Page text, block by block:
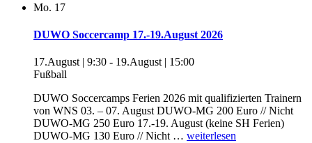
Mo. 17
DUWO Soccercamp 17.-19.August 2026
17.August | 9:30 - 19.August | 15:00
Fußball
DUWO Soccercamps Ferien 2026 mit qualifizierten Trainern
von WNS 03. – 07. August DUWO-MG 200 Euro // Nicht
DUWO-MG 250 Euro 17.-19. August (keine SH Ferien)
DUWO-MG 130 Euro // Nicht … „DUWO
weiterlesen